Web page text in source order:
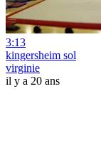
3:13
kingersheim sol
virginie
il y a 20 ans